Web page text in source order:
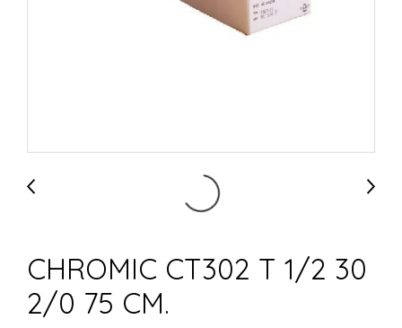
CHROMIC CT302 T 1/2 30
2/0 75 CM.